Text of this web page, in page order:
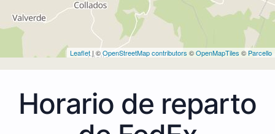
Leaflet | ©OpenStreetMap contributors ©OpenMapTiles © Parcello
Horario de reparto